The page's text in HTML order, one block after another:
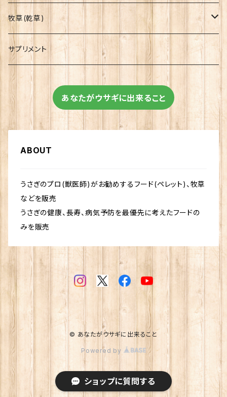
OXBOW
イースター
牧草(乾草)
OXBOW
イースター
サプリメント
あなたがウサギに出来ること
ABOUT
うさぎのプロ(獣医師)がお勧めするフード(ペレット)、牧草
などを販売
うさぎの健康、長寿、病気予防を最優先に考えたフードの
みを販売
© あなたがウサギに出来ること
Powered by
ショップに質問する